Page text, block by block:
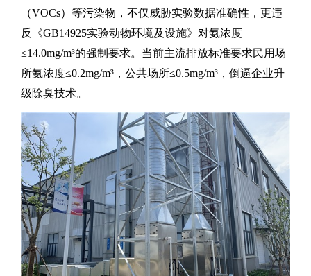
（VOCs）‌等污染物，不仅威胁实验数据准确性，更违
反《GB14925实验动物环境及设施》对氨浓度
≤14.0mg/m³的强制要求。当前主流排放标准要求民用场
所氨浓度≤0.2mg/m³，公共场所≤0.5mg/m³，倒逼企业升
级除臭技术。